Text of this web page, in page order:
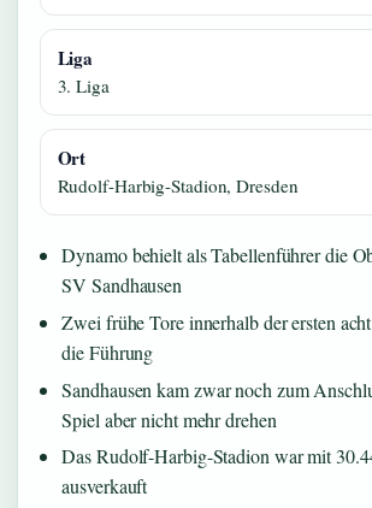
Liga
3. Liga
Ort
Rudolf-Harbig-Stadion, Dresden
Dynamo behielt als Tabellenführer die
SV Sandhausen
Zwei frühe Tore innerhalb der ersten
die Führung
Sandhausen kam zwar noch zum
Spiel aber nicht mehr drehen
Das Rudolf-Harbig-Stadion war mit
ausverkauft